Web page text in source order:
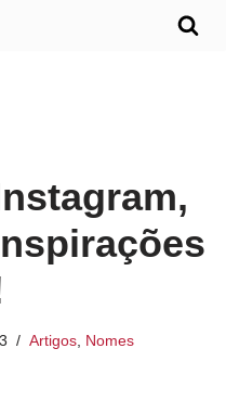
Artigos Nomes